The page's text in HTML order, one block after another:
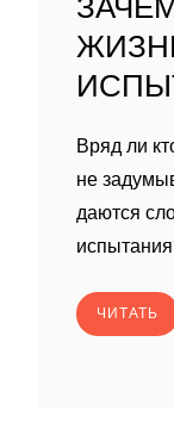
Вряд ли
не
даются
ЧИТАТЬ